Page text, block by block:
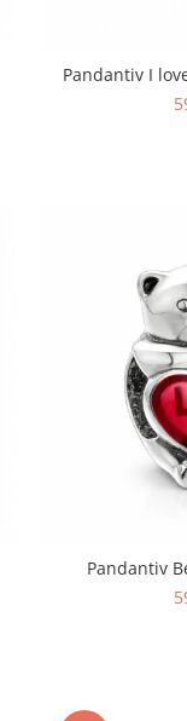
Pandantiv I
Pandantiv